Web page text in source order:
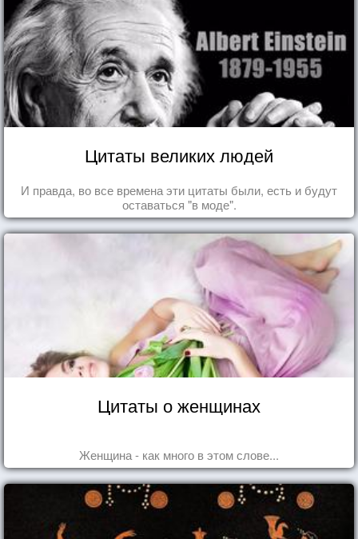
Цитаты великих людей
И правда, во все времена эти цитаты были, есть и будут
оставаться "в моде".
Цитаты о женщинах
Женщина - как много в этом слове...